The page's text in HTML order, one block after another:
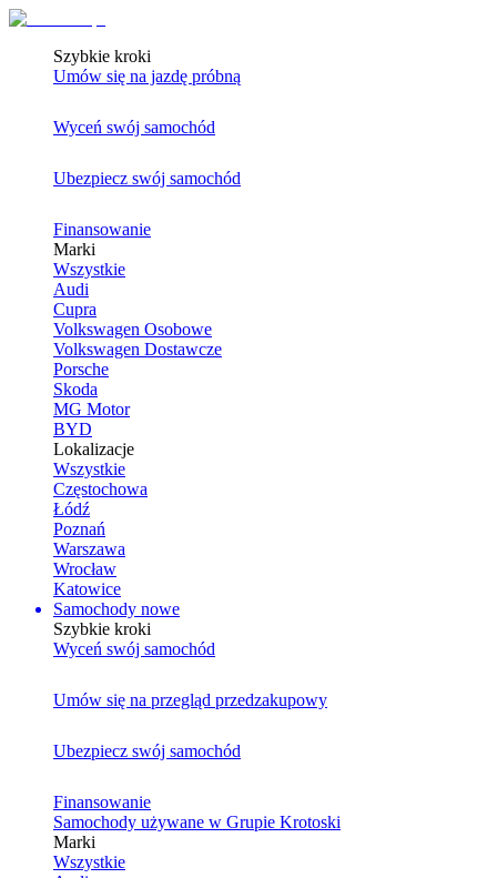
Szybkie kroki
Umów się na jazdę próbną
Wyceń swój samochód
Ubezpiecz swój samochód
Finansowanie
Marki
Wszystkie
Audi
Cupra
Volkswagen Osobowe
Volkswagen Dostawcze
Porsche
Skoda
MG Motor
BYD
Lokalizacje
Wszystkie
Częstochowa
Łódź
Poznań
Warszawa
Wrocław
Katowice
Samochody nowe
Szybkie kroki
Wyceń swój samochód
Umów się na przegląd przedzakupowy
Ubezpiecz swój samochód
Finansowanie
Samochody używane w Grupie Krotoski
Marki
Wszystkie